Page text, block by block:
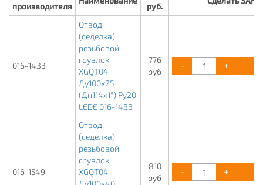
производителя
руб.
016-1433
Отвод
(седелка)
резьбовой
грувлок
XGQT04
Ду100х25
(Дн114х1") Ру20
LEDE 016-1433
776
руб
- +
016-1549
Отвод
(седелка)
резьбовой
грувлок
XGQT04
810
руб
- +